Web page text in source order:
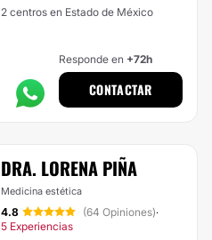
2 centros en Estado de México
Responde en +72h
CONTACTAR
DRA. LORENA PIÑA
Medicina estética
4.8 (64 Opiniones)·
5 Experiencias